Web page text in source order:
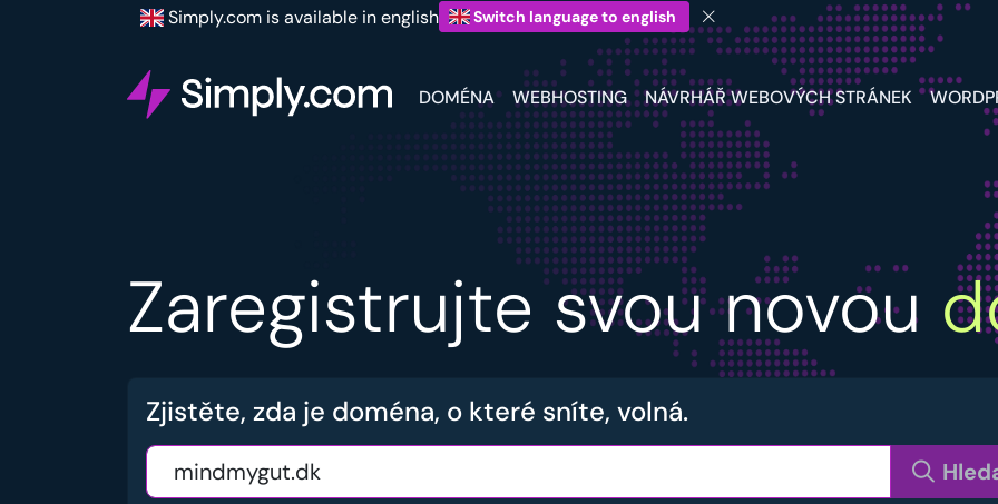
Simply.com is available in english Switch language to english
DOMÉNA WEBHOSTING NÁVRHÁŘ WEBOVÝCH STRÁNEK
Zaregistrujte svou novou
Zjistěte, zda je doména, o které sníte, volná.